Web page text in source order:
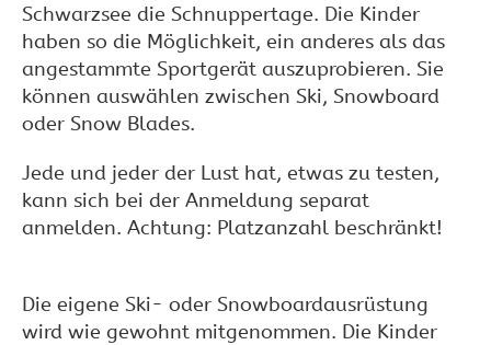
Schwarzsee die Schnuppertage. Die Kinder
haben so die Möglichkeit, ein anderes als das
angestammte Sportgerät auszuprobieren. Sie
können auswählen zwischen Ski, Snowboard
oder Snow Blades.
Jede und jeder der Lust hat, etwas zu testen,
kann sich bei der Anmeldung separat
anmelden. Achtung: Platzanzahl beschränkt!
Die eigene Ski- oder Snowboardausrüstung
wird wie gewohnt mitgenommen. Die Kinder